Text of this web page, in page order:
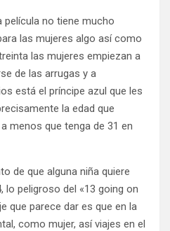
película no tiene mucho
las mujeres algo así como
las mujeres empiezan a
de las arrugas y a
está el príncipe azul que les
la edad que
menos que tenga de 31 en
de que alguna niña quiere
lo peligroso del «13 going on
que parece dar es que en la
como mujer, así viajes en el